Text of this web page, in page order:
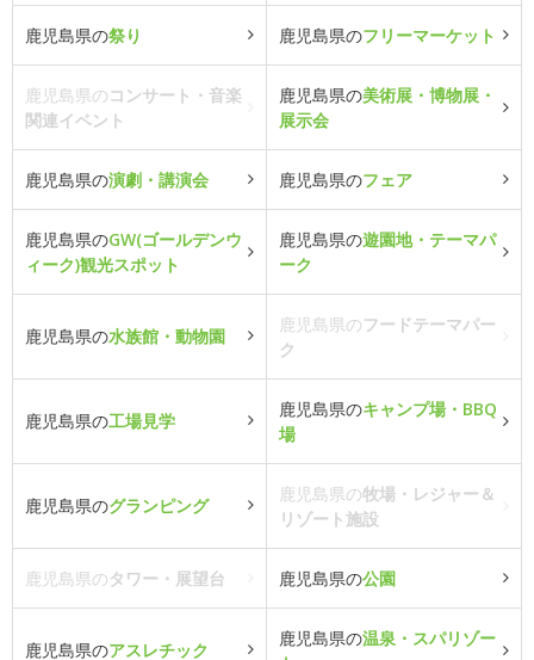
鹿児島県の祭り 鹿児島県のフリーマーケット
鹿児島県のコンサート・音楽
関連イベント
鹿児島県の美術展・博物展・
展示会
鹿児島県の演劇・講演会 鹿児島県のフェア
鹿児島県のGW(ゴールデンウ
ィーク)観光スポット
鹿児島県の遊園地・テーマパ
ーク
鹿児島県の水族館・動物園
鹿児島県のフードテーマパー
ク
鹿児島県の工場見学
鹿児島県のキャンプ場・BBQ
場
鹿児島県のグランピング
鹿児島県の牧場・レジャー＆
リゾート施設
鹿児島県のタワー・展望台 鹿児島県の公園
鹿児島県のアスレチック
鹿児島県の温泉・スパリゾー